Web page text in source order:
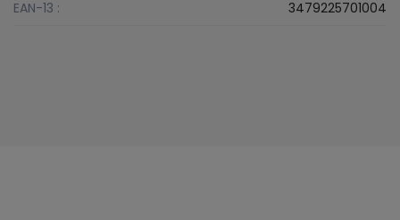
EAN-13 : 3479225701004